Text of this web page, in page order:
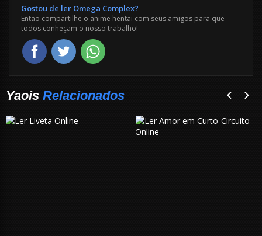
Gostou de ler Omega Complex?
Então compartilhe o anime hentai com seus amigos para que
todos conheçam o nosso trabalho!
Yaois Relacionados